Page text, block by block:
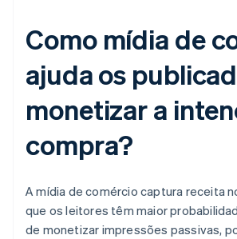
Como mídia de
ajuda os
monetizar a
compra?
A mídia de comércio captura receita
que os leitores têm maior
de monetizar impressões passivas,